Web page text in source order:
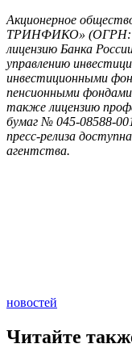
Акционерное
ТРИНФИКО» (ОГРН:
лицензию Банка
управлению
инвестиционными
пенсионными
также лицензию
бумаг № 045-08588-
пресс-релиза
агентства.
новостей
Читайте